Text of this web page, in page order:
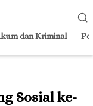
dan Kriminal
Sosial ke-